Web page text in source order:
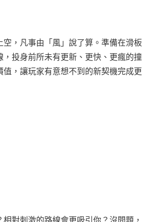
，凡事由「風」說了算。準備在滑
投身前所未有更新、更快、更瘋的
，讓玩家有意想不到的新契機完成